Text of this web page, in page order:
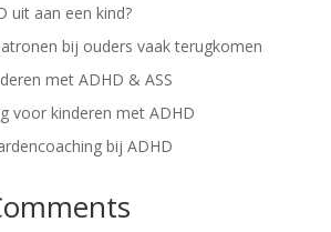
uit aan een kind?
bij ouders vaak terugkomen
met ADHD & ASS
voor kinderen met ADHD
bij ADHD